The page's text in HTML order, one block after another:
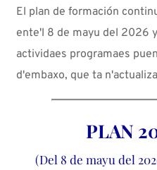
El plan de formación
ente'l 8 de mayu del 2026
actividaes programaes
d'embaxo, que ta
PLAN
(Del 8 de mayu del